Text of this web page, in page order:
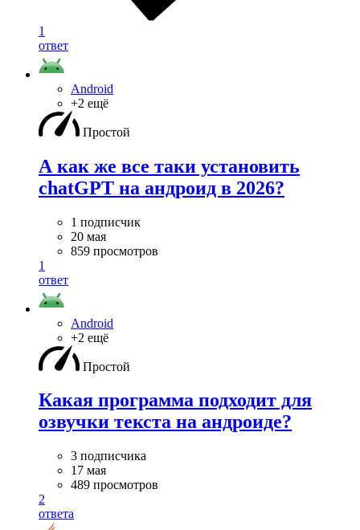
1
ответ
Android
+2 ещё
Простой
А как же все таки установить
chatGPT на андроид в 2026?
1 подписчик
20 мая
859 просмотров
1
ответ
Android
+2 ещё
Простой
Какая программа подходит для
озвучки текста на андроиде?
3 подписчика
17 мая
489 просмотров
2
ответа